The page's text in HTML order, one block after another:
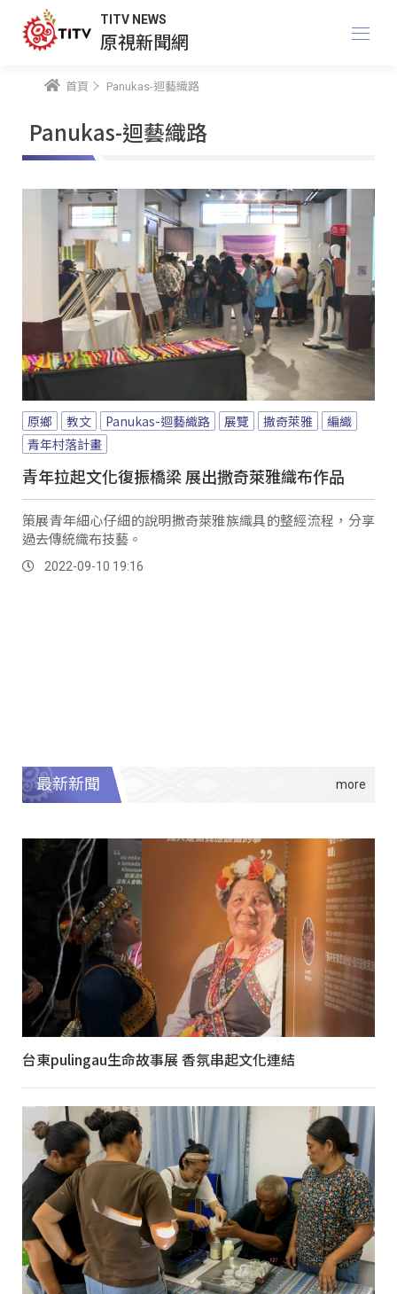
TITV NEWS
原視新聞網
首頁 Panukas-迴藝織路
Panukas-迴藝織路
原鄉 教文 Panukas-迴藝織路 展覽 撒奇萊雅
編織
青年村落計畫
青年拉起文化復振橋梁 展出撒奇萊雅織布作品
策展青年細心仔細的說明撒奇萊雅族織具的整經流程，分享
過去傳統織布技藝。
2022-09-10 19:16
最新新聞
台東pulingau生命故事展 香氛串起文化連結